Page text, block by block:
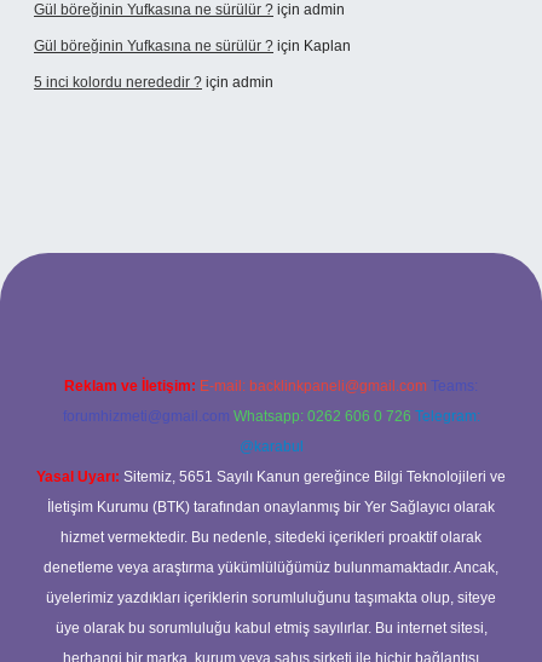
Gül böreğinin Yufkasına ne sürülür ? için admin
Gül böreğinin Yufkasına ne sürülür ? için Kaplan
5 inci kolordu nerededir ? için admin
Reklam ve İletişim: E-mail: backlinkpaneli@gmail.com Teams:
forumhizmeti@gmail.com Whatsapp: 0262 606 0 726 Telegram:
@karabul
Yasal Uyarı: Sitemiz, 5651 Sayılı Kanun gereğince Bilgi Teknolojileri ve
İletişim Kurumu (BTK) tarafından onaylanmış bir Yer Sağlayıcı olarak
hizmet vermektedir. Bu nedenle, sitedeki içerikleri proaktif olarak
denetleme veya araştırma yükümlülüğümüz bulunmamaktadır. Ancak,
üyelerimiz yazdıkları içeriklerin sorumluluğunu taşımakta olup, siteye
üye olarak bu sorumluluğu kabul etmiş sayılırlar. Bu internet sitesi,
herhangi bir marka, kurum veya şahıs şirketi ile hiçbir bağlantısı